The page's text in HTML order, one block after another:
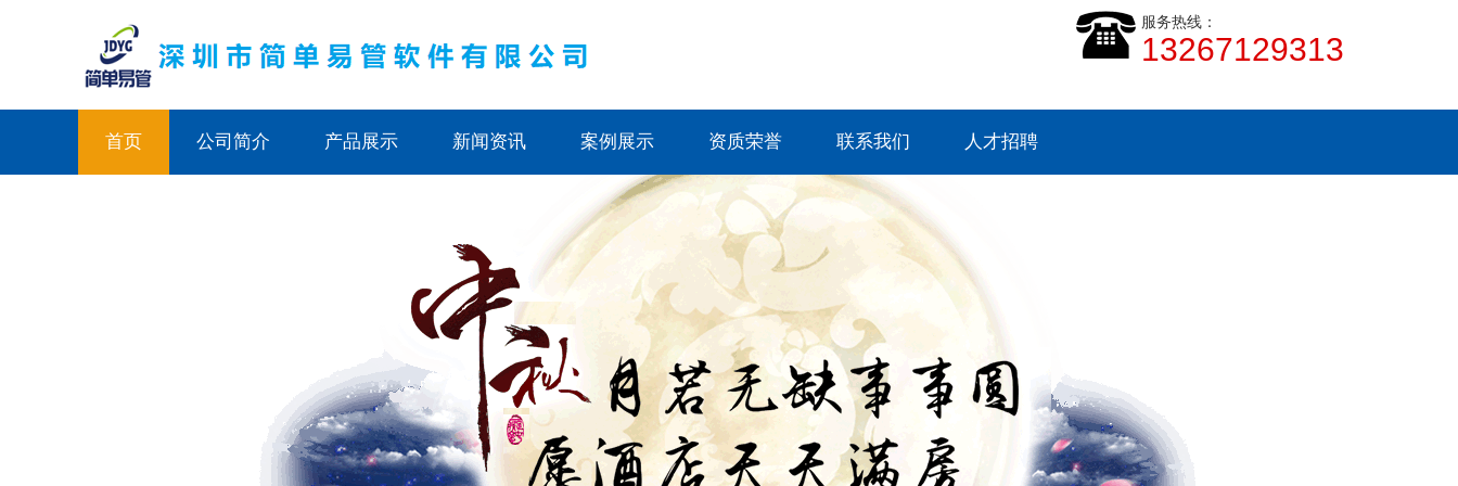
服务热线：
13267129313
首页 公司简介 产品展示 新闻资讯 案例展示 资质荣誉 联系我们 人才招聘